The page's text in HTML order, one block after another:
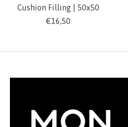
Cushion Filling | 50x50
€16,50